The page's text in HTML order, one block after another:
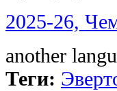
2025-26,
another
Теги: